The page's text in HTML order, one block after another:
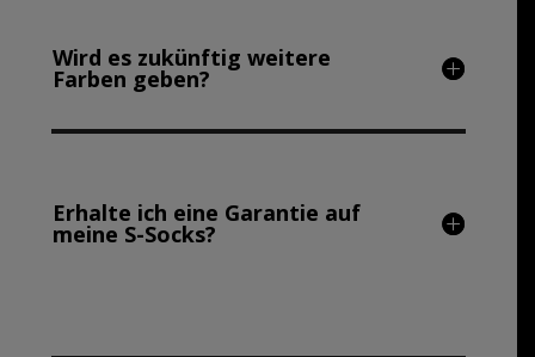
Wird es zukünftig weitere
Farben geben?
Erhalte ich eine Garantie auf
meine S-Socks?